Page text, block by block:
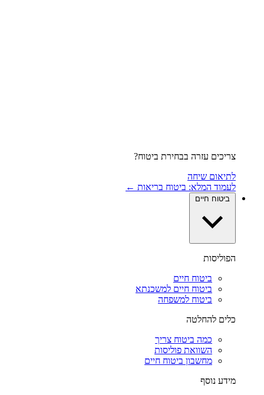
צריכים עזרה בבחירת ביטוח?
לתיאום שיחה
לעמוד המלא: ביטוח בריאות ←
ביטוח חיים
הפוליסות
ביטוח חיים
ביטוח חיים למשכנתא
ביטוח למשפחה
כלים להחלטה
כמה ביטוח צריך
השוואת פוליסות
מחשבון ביטוח חיים
מידע נוסף